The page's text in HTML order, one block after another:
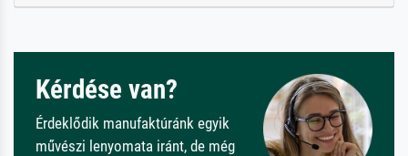
Kérdése van?
Érdeklődik manufaktúránk egyik
művészi lenyomata iránt, de még